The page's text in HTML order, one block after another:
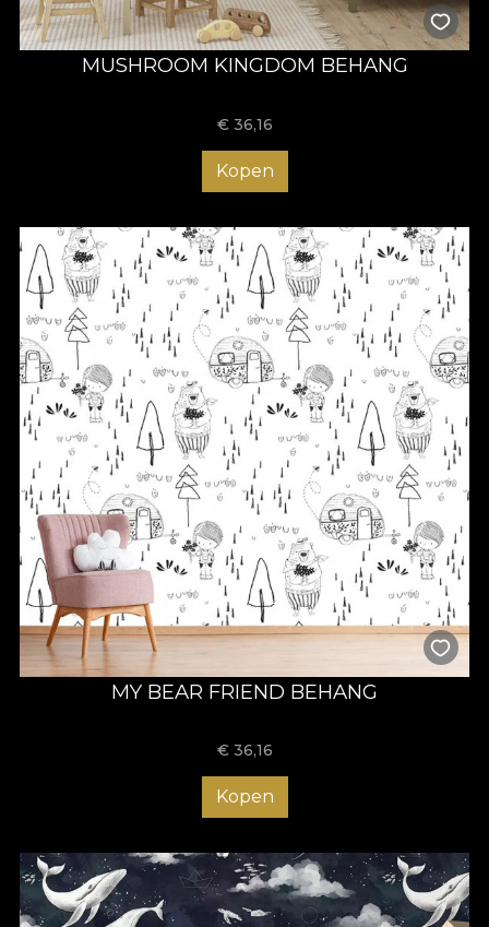
MUSHROOM KINGDOM BEHANG
€ 36,16
Kopen
MY BEAR FRIEND BEHANG
€ 36,16
Kopen